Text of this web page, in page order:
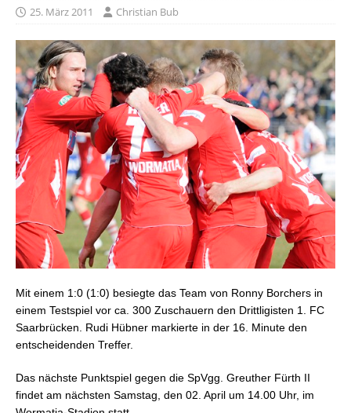
25. März 2011 Christian Bub
Mit einem 1:0 (1:0) besiegte das Team von Ronny Borchers in
einem Testspiel vor ca. 300 Zuschauern den Drittligisten 1. FC
Saarbrücken. Rudi Hübner markierte in der 16. Minute den
entscheidenden Treffer.
Das nächste Punktspiel gegen die SpVgg. Greuther Fürth II
findet am nächsten Samstag, den 02. April um 14.00 Uhr, im